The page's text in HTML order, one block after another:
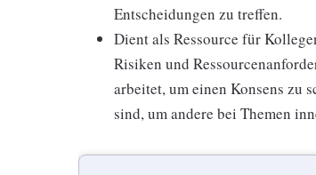
Entscheidungen zu treffen.
Dient als Ressource für
Risiken und
arbeitet, um einen Konsens zu
sind, um andere bei Themen